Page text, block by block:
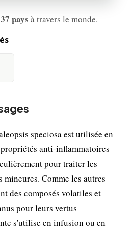
37 pays à travers le monde.
speciosa est utilisée en
anti-inflammatoires
pour traiter les
Comme les autres
des composés volatiles et
pour leurs vertus
s'utilise en infusion ou en